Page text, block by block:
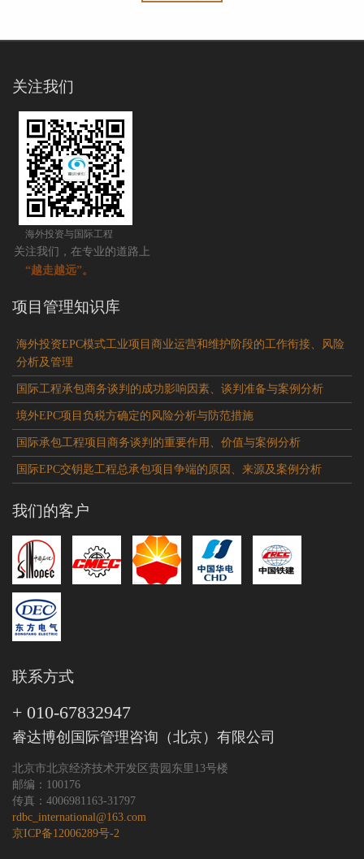
关注我们
海外投资与国际工程
关注我们，在专业的道路上
“越走越远”。
项目管理知识库
海外投资EPC模式工业项目商业运营和维护阶段的工作衔接、风险
分析及管理
国际工程承包商务谈判的成功影响因素、谈判准备与案例分析
境外EPC项目负税方确定的风险分析与防范措施
国际承包工程项目商务谈判的重要作用、价值与案例分析
国际EPC交钥匙工程总承包项目争端的原因、来源及案例分析
我们的客户
联系方式
+ 010-67832947
睿达博创国际管理咨询（北京）有限公司
北京市北京经济技术开发区贵园东里13号楼
邮编：100176
传真：4006981163-31797
rdbc_international@163.com
京ICP备12006289号-2